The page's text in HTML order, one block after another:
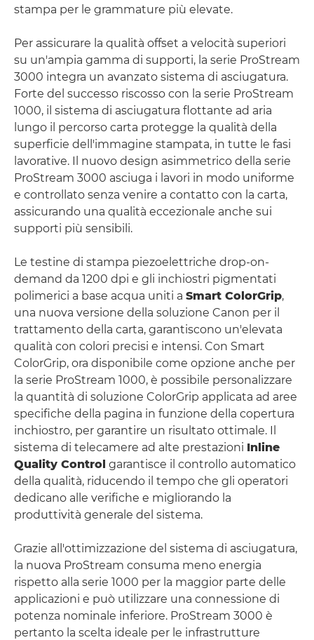
stampa per le grammature più elevate.
Per assicurare la qualità offset a velocità superiori
su un'ampia gamma di supporti, la serie ProStream
3000 integra un avanzato sistema di asciugatura.
Forte del successo riscosso con la serie ProStream
1000, il sistema di asciugatura flottante ad aria
lungo il percorso carta protegge la qualità della
superficie dell'immagine stampata, in tutte le fasi
lavorative. Il nuovo design asimmetrico della serie
ProStream 3000 asciuga i lavori in modo uniforme
e controllato senza venire a contatto con la carta,
assicurando una qualità eccezionale anche sui
supporti più sensibili.
Le testine di stampa piezoelettriche drop-on-
demand da 1200 dpi e gli inchiostri pigmentati
polimerici a base acqua uniti a Smart ColorGrip,
una nuova versione della soluzione Canon per il
trattamento della carta, garantiscono un'elevata
qualità con colori precisi e intensi. Con Smart
ColorGrip, ora disponibile come opzione anche per
la serie ProStream 1000, è possibile personalizzare
la quantità di soluzione ColorGrip applicata ad aree
specifiche della pagina in funzione della copertura
inchiostro, per garantire un risultato ottimale. Il
sistema di telecamere ad alte prestazioni Inline
Quality Control garantisce il controllo automatico
della qualità, riducendo il tempo che gli operatori
dedicano alle verifiche e migliorando la
produttività generale del sistema.
Grazie all'ottimizzazione del sistema di asciugatura,
la nuova ProStream consuma meno energia
rispetto alla serie 1000 per la maggior parte delle
applicazioni e può utilizzare una connessione di
potenza nominale inferiore. ProStream 3000 è
pertanto la scelta ideale per le infrastrutture